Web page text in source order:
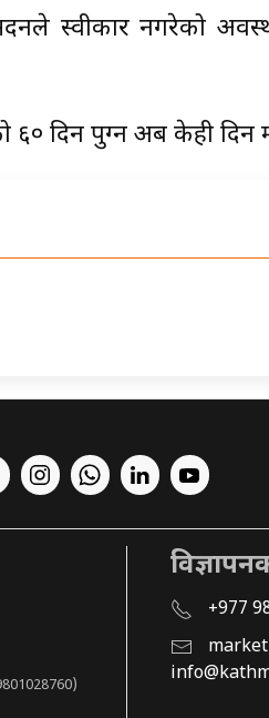
स्वीकार नगरेको
दिन पुग्न अब केही दिन
+977